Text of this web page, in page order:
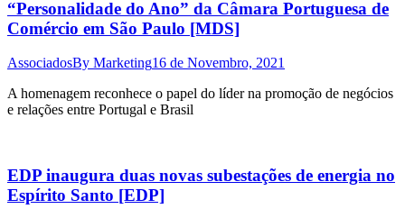
“Personalidade do Ano” da Câmara Portuguesa de
Comércio em São Paulo [MDS]
AssociadosBy Marketing16 de Novembro, 2021
A homenagem reconhece o papel do líder na promoção de negócios
e relações entre Portugal e Brasil
EDP inaugura duas novas subestações de energia no
Espírito Santo [EDP]